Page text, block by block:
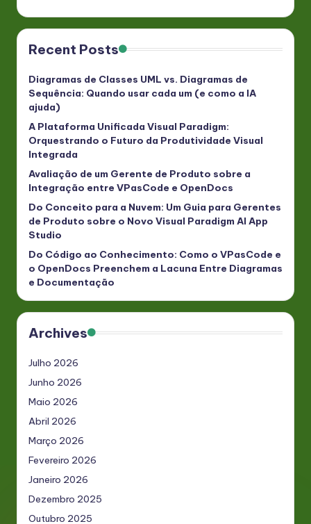
Recent Posts
Diagramas de Classes UML vs. Diagramas de
Sequência: Quando usar cada um (e como a IA
ajuda)
A Plataforma Unificada Visual Paradigm:
Orquestrando o Futuro da Produtividade Visual
Integrada
Avaliação de um Gerente de Produto sobre a
Integração entre VPasCode e OpenDocs
Do Conceito para a Nuvem: Um Guia para Gerentes
de Produto sobre o Novo Visual Paradigm AI App
Studio
Do Código ao Conhecimento: Como o VPasCode e
o OpenDocs Preenchem a Lacuna Entre Diagramas
e Documentação
Archives
Julho 2026
Junho 2026
Maio 2026
Abril 2026
Março 2026
Fevereiro 2026
Janeiro 2026
Dezembro 2025
Outubro 2025